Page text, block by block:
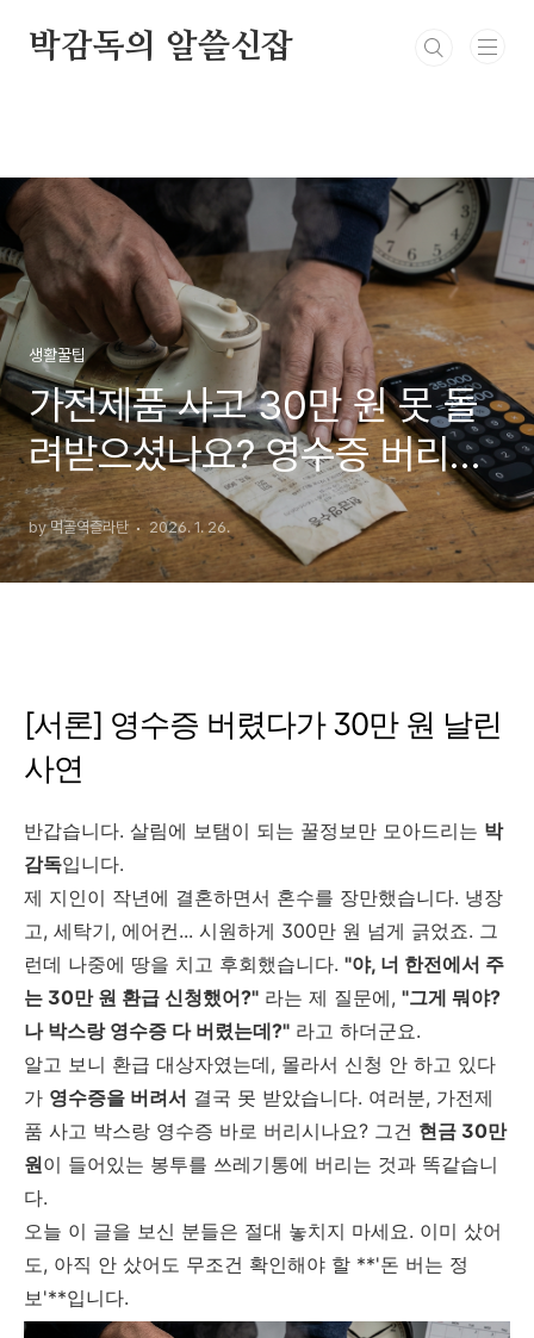
박감독의 알쓸신잡
생활꿀팁
가전제품 사고 30만 원 못 돌
려받으셨나요? 영수증 버리기
전에 '이것' 확인하세요 (선착
순)
by 먹골역즐라탄 2026. 1. 26.
[서론] 영수증 버렸다가 30만 원 날린
사연
반갑습니다. 살림에 보탬이 되는 꿀정보만 모아드리는 박
감독입니다.
제 지인이 작년에 결혼하면서 혼수를 장만했습니다. 냉장
고, 세탁기, 에어컨... 시원하게 300만 원 넘게 긁었죠. 그
런데 나중에 땅을 치고 후회했습니다. "야, 너 한전에서 주
는 30만 원 환급 신청했어?" 라는 제 질문에, "그게 뭐야?
나 박스랑 영수증 다 버렸는데?" 라고 하더군요.
알고 보니 환급 대상자였는데, 몰라서 신청 안 하고 있다
가 영수증을 버려서 결국 못 받았습니다. 여러분, 가전제
품 사고 박스랑 영수증 바로 버리시나요? 그건 현금 30만
원이 들어있는 봉투를 쓰레기통에 버리는 것과 똑같습니
다.
오늘 이 글을 보신 분들은 절대 놓치지 마세요. 이미 샀어
도, 아직 안 샀어도 무조건 확인해야 할 **'돈 버는 정
보'**입니다.